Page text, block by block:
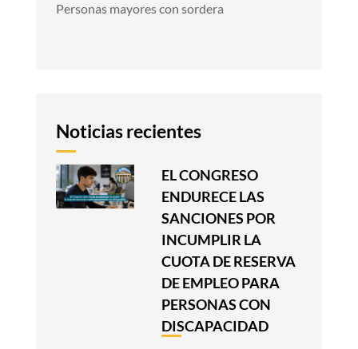
Personas mayores con sordera
EL CONGRESO
ENDURECE LAS
SANCIONES POR
INCUMPLIR LA
CUOTA DE RESERVA
DE EMPLEO PARA
PERSONAS CON
DISCAPACIDAD
Noticias recientes